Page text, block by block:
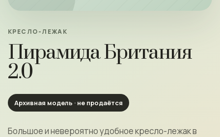
КРЕСЛО-ЛЕЖАК
Пирамида Британия
2.0
Архивная модель · не продаётся
Большое и невероятно удобное кресло-лежак в